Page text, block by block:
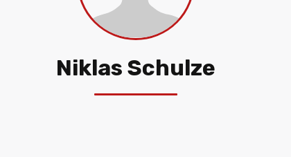
Niklas Schulze